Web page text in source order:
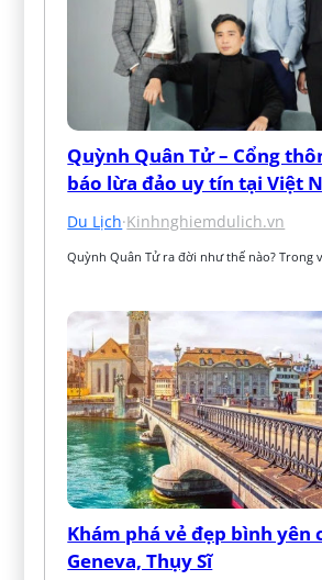
Quỳnh Quân Tử – Cổng
báo lừa đảo uy tín tại Việt
Du Lịch·Kinhnghiemdulich.vn
Quỳnh Quân Tử ra đời như thế nào? Trong
Khám phá vẻ đẹp bình yên
Geneva, Thụy Sĩ